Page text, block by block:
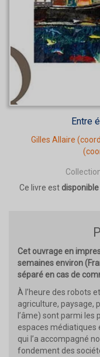
Entre
Gilles Allaire
Ce livre est
Cet ouvrage en
semaines environ
séparé en cas de
À l’heure des robots
agriculture, paysage,
l’âme) sont parmi
espaces médiatiques
qui l’a accompagné
fondement des